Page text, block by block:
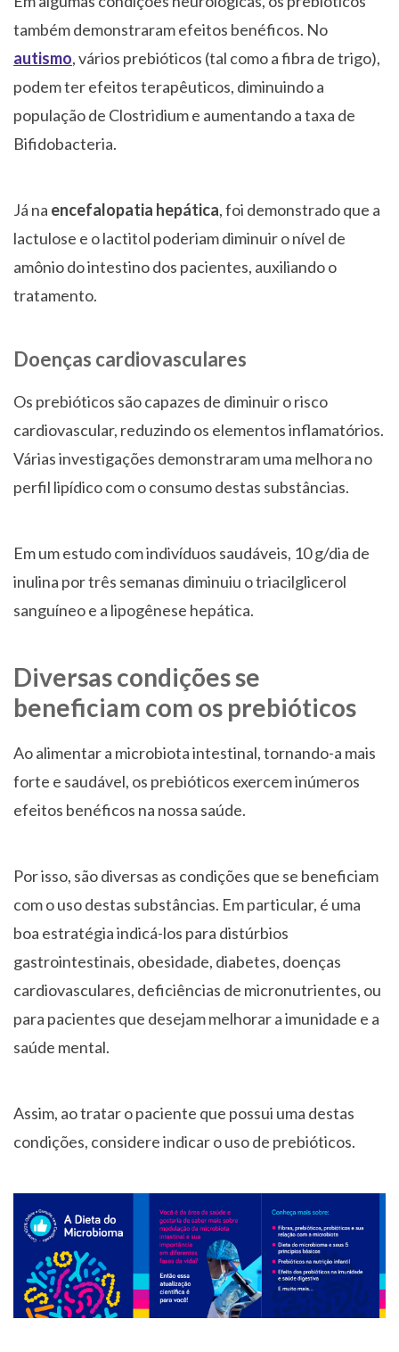
também demonstraram efeitos benéficos. No
autismo, vários prebióticos (tal como a fibra de trigo),
podem ter efeitos terapêuticos, diminuindo a
população de Clostridium e aumentando a taxa de
Bifidobacteria.
Já na encefalopatia hepática, foi demonstrado que a
lactulose e o lactitol poderiam diminuir o nível de
amônio do intestino dos pacientes, auxiliando o
tratamento.
Doenças cardiovasculares
Os prebióticos são capazes de diminuir o risco
cardiovascular, reduzindo os elementos inflamatórios.
Várias investigações demonstraram uma melhora no
perfil lipídico com o consumo destas substâncias.
Em um estudo com indivíduos saudáveis, 10 g/dia de
inulina por três semanas diminuiu o triacilglicerol
sanguíneo e a lipogênese hepática.
Diversas condições se
beneficiam com os prebióticos
Ao alimentar a microbiota intestinal, tornando-a mais
forte e saudável, os prebióticos exercem inúmeros
efeitos benéficos na nossa saúde.
Por isso, são diversas as condições que se beneficiam
com o uso destas substâncias. Em particular, é uma
boa estratégia indicá-los para distúrbios
gastrointestinais, obesidade, diabetes, doenças
cardiovasculares, deficiências de micronutrientes, ou
para pacientes que desejam melhorar a imunidade e a
saúde mental.
Assim, ao tratar o paciente que possui uma destas
condições, considere indicar o uso de prebióticos.